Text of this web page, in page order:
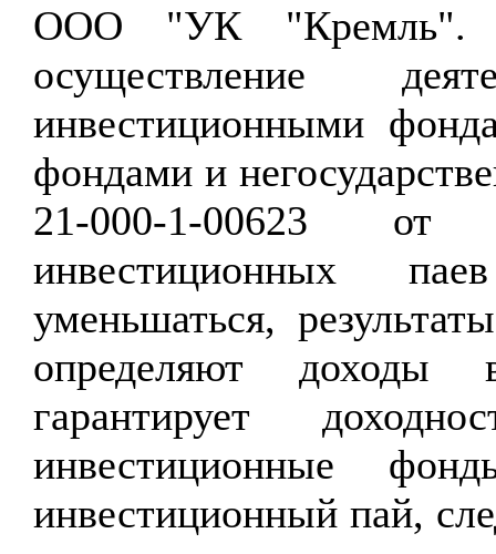
ООО "УК "Кремль".
осуществление
инвестиционными
фондами и
21-000-1-00623
инвестиционных
уменьшаться,
определяют доходы
гарантирует
инвестиционные
инвестиционный пай,